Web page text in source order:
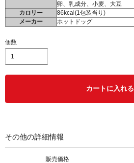
卵、乳成分、小麦、大豆
カロリー
86kcal(1包装当り)
メーカー
ホットドッグ
個数
カートに入れる
その他の詳細情報
販売価格